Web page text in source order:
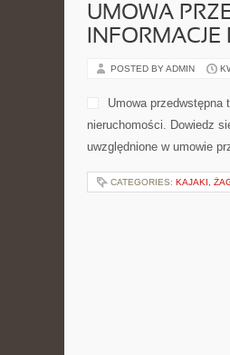
UMOWA
POSTED BY ADMIN
Umowa
nieruchomości. Dowiedz
uwzględnione w umowie
CATEGORIES: KAJAKI,